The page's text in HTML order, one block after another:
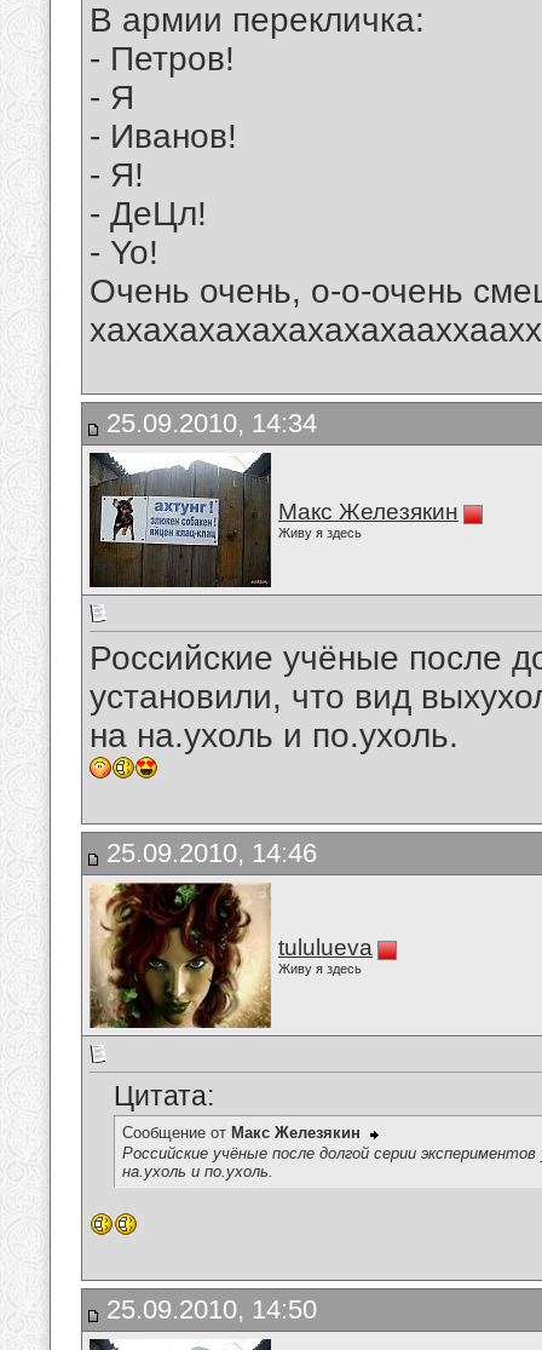
В армии перекличка:
- Петров!
- Я
- Иванов!
- Я!
- ДеЦл!
- Yo!
Очень очень, о-о-очень
25.09.2010, 14:34
Макс Железякин
Живу я здесь
Российские учёные после
установили, что вид
на на.ухоль и по.ухоль.
25.09.2010, 14:46
tululueva
Живу я здесь
Цитата:
Сообщение от Макс Железякин
Российские учёные после долгой серии
на.ухоль и по.ухоль.
25.09.2010, 14:50